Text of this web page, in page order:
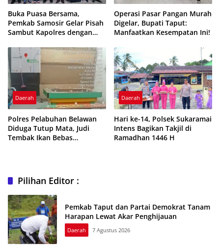
Buka Puasa Bersama,
Pemkab Samosir Gelar Pisah
Sambut Kapolres dengan
Operasi Pasar Pangan Murah
Digelar, Bupati Taput:
Manfaatkan Kesempatan Ini!
Daerah
Polres Pelabuhan Belawan
Diduga Tutup Mata, Judi
Tembak Ikan Bebas
Daerah
Hari ke-14, Polsek Sukaramai
Intens Bagikan Takjil di
Ramadhan 1446 H
Pilihan Editor :
Pemkab Taput dan Partai Demokrat Tanam
Harapan Lewat Akar Penghijauan
Daerah 7 Agustus 2026